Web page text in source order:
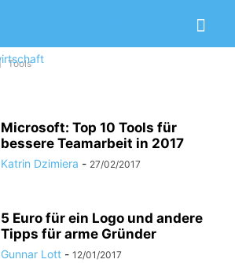
Tools
Microsoft: Top 10 Tools für
bessere Teamarbeit in 2017
Katrin Dzimiera - 27/02/2017
5 Euro für ein Logo und andere
Tipps für arme Gründer
Gunnar Lott - 12/01/2017